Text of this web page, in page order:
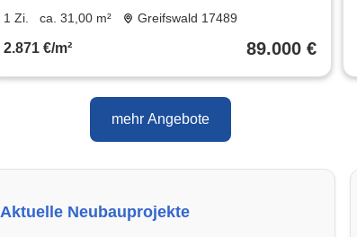
31 m²
1 Zi. ca. 31,00 m² Greifswald 17489
2.871 €/m² 89.000 €
mehr Angebote
Aktuelle Neubauprojekte